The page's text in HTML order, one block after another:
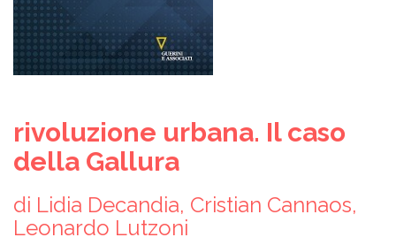
rivoluzione urbana. Il caso
della Gallura
di Lidia Decandia, Cristian Cannaos,
Leonardo Lutzoni